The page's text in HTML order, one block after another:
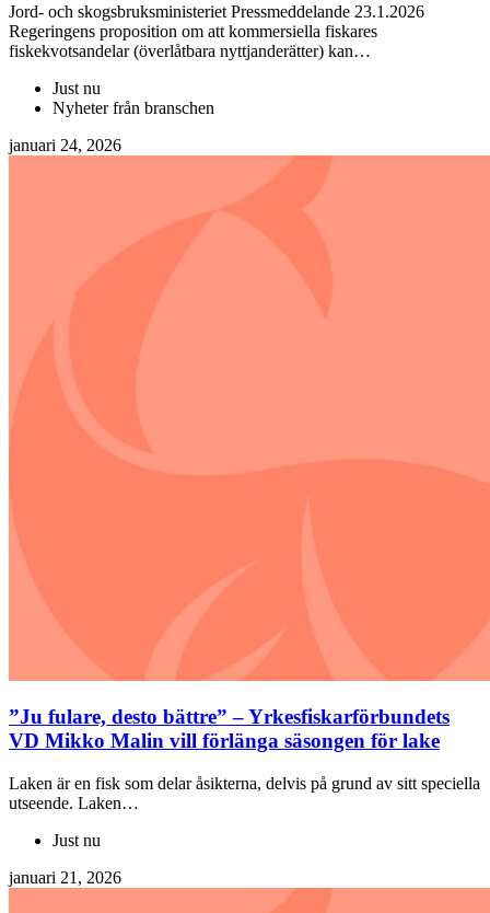
Jord- och skogsbruksministeriet Pressmeddelande 23.1.2026
Regeringens proposition om att kommersiella fiskares
fiskekvotsandelar (överlåtbara nyttjanderätter) kan…
Just nu
Nyheter från branschen
januari 24, 2026
”Ju fulare, desto bättre” – Yrkesfiskarförbundets
VD Mikko Malin vill förlänga säsongen för lake
Laken är en fisk som delar åsikterna, delvis på grund av sitt speciella
utseende. Laken…
Just nu
januari 21, 2026